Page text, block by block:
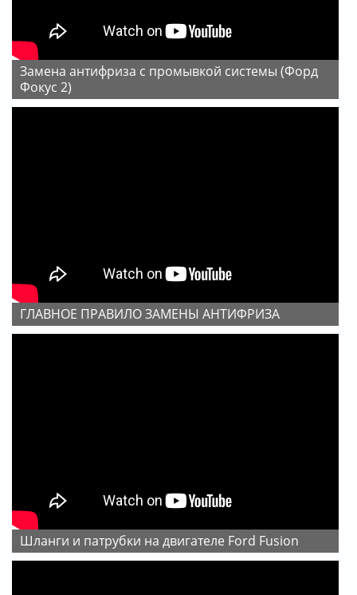
Замена антифриза с промывкой системы (Форд
Фокус 2)
ГЛАВНОЕ ПРАВИЛО ЗАМЕНЫ АНТИФРИЗА
Шланги и патрубки на двигателе Ford Fusion